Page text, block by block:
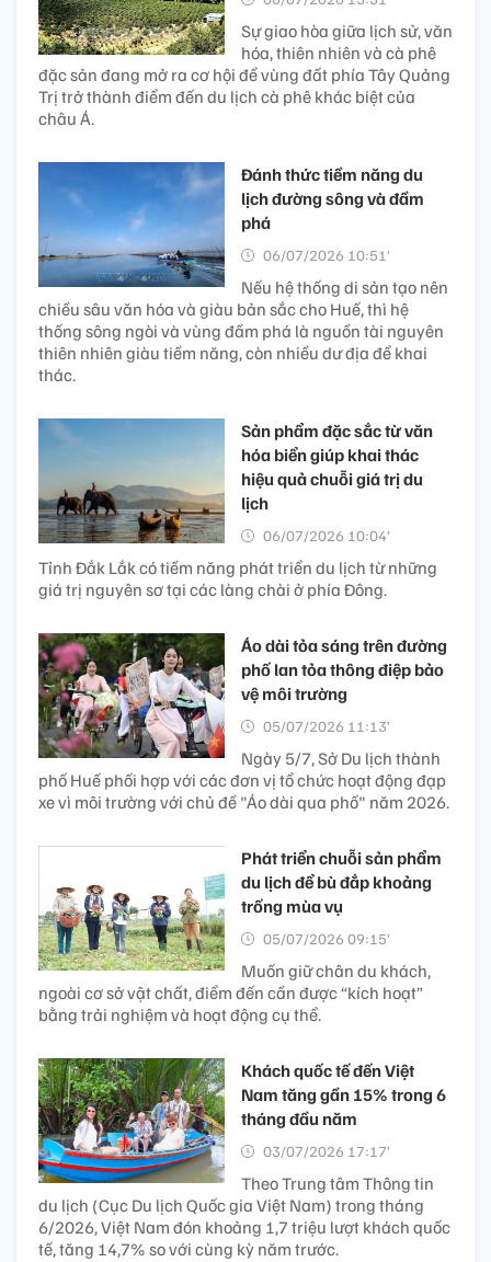
Sự giao hòa giữa lịch sử, văn
hóa, thiên nhiên và cà phê
đặc sản đang mở ra cơ hội để vùng đất phía Tây Quảng
Trị trở thành điểm đến du lịch cà phê khác biệt của
châu Á.
Đánh thức tiềm năng du
lịch đường sông và đầm
phá
06/07/2026 10:51’
Nếu hệ thống di sản tạo nên
chiều sâu văn hóa và giàu bản sắc cho Huế, thì hệ
thống sông ngòi và vùng đầm phá là nguồn tài nguyên
thiên nhiên giàu tiềm năng, còn nhiều dư địa để khai
thác.
Sản phẩm đặc sắc từ văn
hóa biển giúp khai thác
hiệu quả chuỗi giá trị du
lịch
06/07/2026 10:04’
Tỉnh Đắk Lắk có tiềm năng phát triển du lịch từ những
giá trị nguyên sơ tại các làng chài ở phía Đông.
Áo dài tỏa sáng trên đường
phố lan tỏa thông điệp bảo
vệ môi trường
05/07/2026 11:13’
Ngày 5/7, Sở Du lịch thành
phố Huế phối hợp với các đơn vị tổ chức hoạt động đạp
xe vì môi trường với chủ đề "Áo dài qua phố" năm 2026.
Phát triển chuỗi sản phẩm
du lịch để bù đắp khoảng
trống mùa vụ
05/07/2026 09:15’
Muốn giữ chân du khách,
ngoài cơ sở vật chất, điểm đến cần được “kích hoạt”
bằng trải nghiệm và hoạt động cụ thể.
Khách quốc tế đến Việt
Nam tăng gần 15% trong 6
tháng đầu năm
03/07/2026 17:17’
Theo Trung tâm Thông tin
du lịch (Cục Du lịch Quốc gia Việt Nam) trong tháng
6/2026, Việt Nam đón khoảng 1,7 triệu lượt khách quốc
tế, tăng 14,7% so với cùng kỳ năm trước.